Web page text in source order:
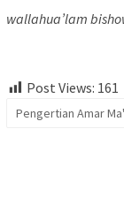
wallahua’lam
Post Views: 161
Pengertian Amar